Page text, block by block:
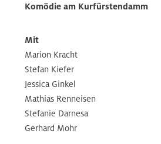
Komödie am Kurfürstendamm
Mit
Marion Kracht
Stefan Kiefer
Jessica Ginkel
Mathias Renneisen
Stefanie Darnesa
Gerhard Mohr